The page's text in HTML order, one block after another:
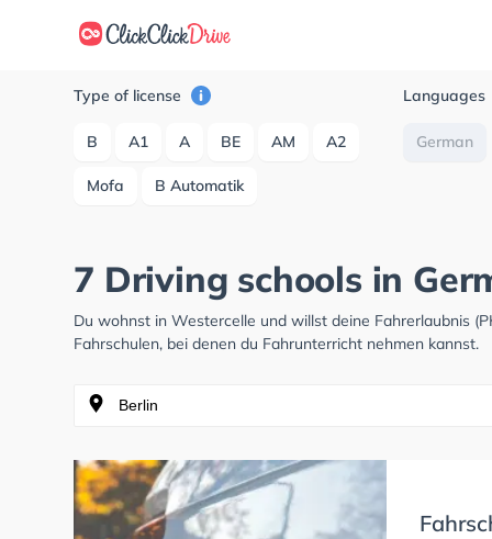
Type of license
B A1 A BE AM A2
Mofa B Automatik
Languages
German
7 Driving schools in
Du wohnst in Westercelle und willst deine Fahrerlaubnis
Fahrschulen, bei denen du Fahrunterricht nehmen kannst.